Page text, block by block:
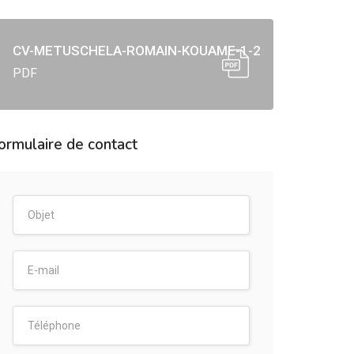
CV-METUSCHELA-ROMAIN-KOUAME-1-2
PDF
de contact